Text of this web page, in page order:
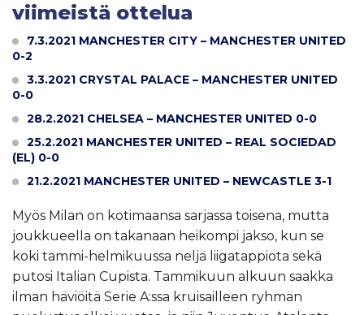
viimeistä ottelua
7.3.2021 MANCHESTER CITY – MANCHESTER UNITED
0-2
3.3.2021 CRYSTAL PALACE – MANCHESTER UNITED
0-0
28.2.2021 CHELSEA – MANCHESTER UNITED 0-0
25.2.2021 MANCHESTER UNITED – REAL SOCIEDAD
(EL) 0-0
21.2.2021 MANCHESTER UNITED – NEWCASTLE 3-1
Myös Milan on kotimaansa sarjassa toisena, mutta
joukkueella on takanaan heikompi jakso, kun se
koki tammi-helmikuussa neljä liigatappiota sekä
putosi Italian Cupista. Tammikuun alkuun saakka
ilman häviöitä Serie A:ssa kruisailleen ryhmän